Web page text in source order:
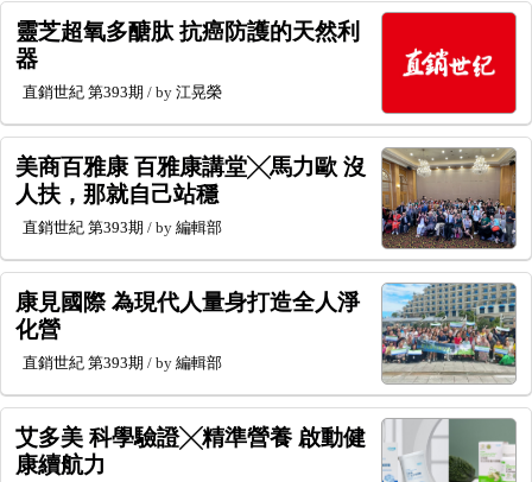
靈芝超氧多醣肽 抗癌防護的天然利
器
直銷世紀 第393期 / by 江晃榮
美商百雅康 百雅康講堂╳馬力歐 沒
人扶，那就自己站穩
直銷世紀 第393期 / by 編輯部
康見國際 為現代人量身打造全人淨
化營
直銷世紀 第393期 / by 編輯部
艾多美 科學驗證╳精準營養 啟動健
康續航力